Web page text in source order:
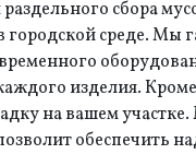
сбора
городской среде. Мы
изделия.
на вашем
обеспечить